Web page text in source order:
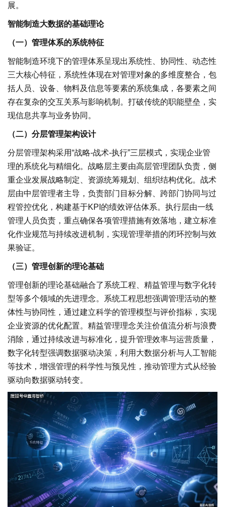
展。
智能制造大数据的基础理论
（一）管理体系的系统特征
智能制造环境下的管理体系呈现出系统性、协同性、动态性
三大核心特征，系统性体现在对管理对象的多维度整合，包
括人员、设备、物料及信息等要素的系统集成，各要素之间
存在复杂的交互关系与影响机制。打破传统的职能壁垒，实
现信息共享与业务协同。
（二）分层管理架构设计
分层管理架构采用“战略-战术-执行”三层模式，实现企业管
理的系统化与精细化。战略层主要由高层管理团队负责，侧
重企业发展战略制定、资源统筹规划、组织结构优化。战术
层由中层管理者主导，负责部门目标分解、跨部门协同与过
程管控优化，构建基于KPI的绩效评估体系。执行层由一线
管理人员负责，重点确保各项管理措施有效落地，建立标准
化作业规范与持续改进机制，实现管理举措的闭环控制与效
果验证。
（三）管理创新的理论基础
管理创新的理论基础融合了系统工程、精益管理与数字化转
型等多个领域的先进理念。系统工程思想强调管理活动的整
体性与协同性，通过建立科学的管理模型与评价指标，实现
企业资源的优化配置。精益管理理念关注价值流分析与浪费
消除，通过持续改进与标准化，提升管理效率与运营质量，
数字化转型强调数据驱动决策，利用大数据分析与人工智能
等技术，增强管理的科学性与预见性，推动管理方式从经验
驱动向数据驱动转变。